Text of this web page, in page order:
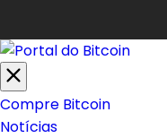
Compre Bitcoin
Notícias